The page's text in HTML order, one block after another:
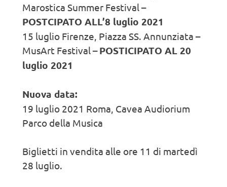
Marostica Summer Festival –
POSTCIPATO ALL’8 luglio 2021
15 luglio Firenze, Piazza SS. Annunziata –
MusArt Festival –POSTICIPATO AL 20
luglio 2021
Nuova data:
19 luglio 2021 Roma, Cavea Audiorium
Parco della Musica
Biglietti in vendita alle ore 11 di martedì
28 luglio.